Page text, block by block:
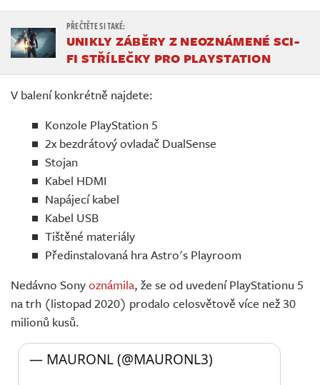
UNIKLY ZÁBĚRY Z NEOZNÁMENÉ SCI-
FI STŘÍLEČKY PRO PLAYSTATION
V balení konkrétně najdete:
Konzole PlayStation 5
2x bezdrátový ovladač DualSense
Stojan
Kabel HDMI
Napájecí kabel
Kabel USB
Tištěné materiály
Předinstalovaná hra Astro's Playroom
Nedávno Sonyoznámila, že se od uvedení PlayStationu 5
na trh (listopad 2020) prodalo celosvětově více než 30
milionů kusů.
— MAURONL (@MAURONL3)